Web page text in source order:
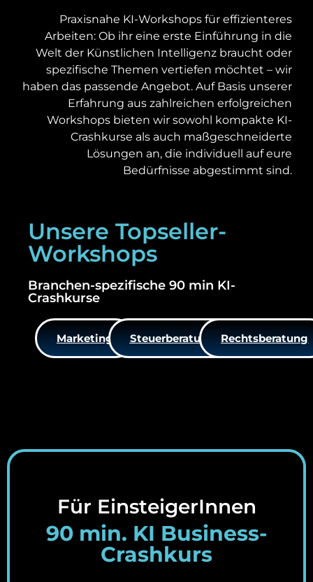
Praxisnahe KI-Workshops für effizienteres
Arbeiten: Ob ihr eine erste Einführung in die
Welt der Künstlichen Intelligenz braucht oder
spezifische Themen vertiefen möchtet – wir
haben das passende Angebot. Auf Basis unserer
Erfahrung aus zahlreichen erfolgreichen
Workshops bieten wir sowohl kompakte KI-
Crashkurse als auch maßgeschneiderte
Lösungen an, die individuell auf eure
Bedürfnisse abgestimmt sind.
Unsere Topseller-
Workshops
Branchen-spezifische 90 min KI-
Crashkurse
Marketing Steuerberatung Rechtsberatung
Für EinsteigerInnen
90 min. KI Business-
Crashkurs